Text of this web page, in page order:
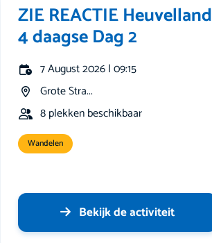
ZIE REACTIE Heuvelland
4 daagse Dag 2
7 August 2026 | 09:15
Grote Stra...
8 plekken beschikbaar
Wandelen
Bekijk de activiteit